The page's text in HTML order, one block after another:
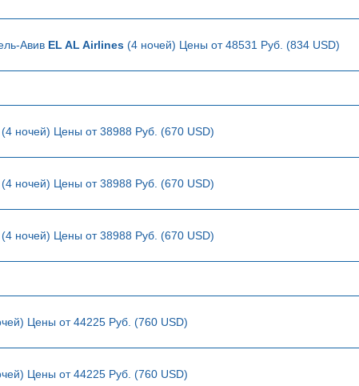
Авив EL AL Airlines (4 ночей) Цены от 48531 Руб. (834 USD)
(4 ночей) Цены от 38988 Руб. (670 USD)
(4 ночей) Цены от 38988 Руб. (670 USD)
(4 ночей) Цены от 38988 Руб. (670 USD)
Цены от 44225 Руб. (760 USD)
Цены от 44225 Руб. (760 USD)